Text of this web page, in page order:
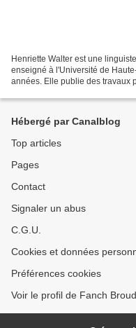
Henriette Walter est une
enseigné à l'Université de
années. Elle publie des travaux
Hébergé par Canalblog
Top articles
Pages
Contact
Signaler un abus
C.G.U.
Cookies et données
Préférences cookies
Voir le profil de Fanch